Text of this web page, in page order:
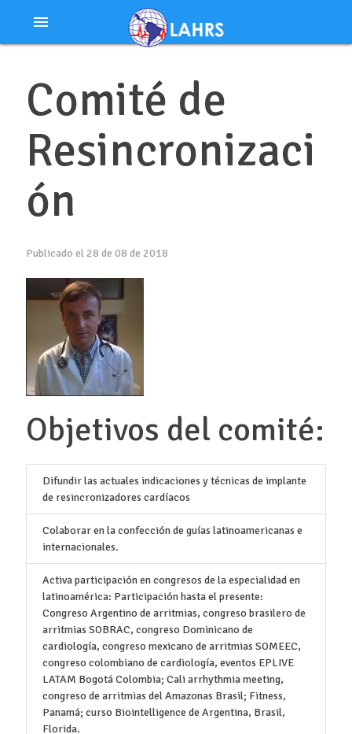
menu
Comité de
Resincronizaci
ón
Publicado el 28 de 08 de 2018
Objetivos del comité:
Difundir las actuales indicaciones y técnicas de implante
de resincronizadores cardíacos
Colaborar en la confección de guías latinoamericanas e
internacionales.
Activa participación en congresos de la especialidad en
latinoamérica: Participación hasta el presente:
Congreso Argentino de arritmias, congreso brasilero de
arritmias SOBRAC, congreso Dominicano de
cardiología, congreso mexicano de arritmias SOMEEC,
congreso colombiano de cardiología, eventos EPLIVE
LATAM Bogotá Colombia; Cali arrhythmia meeting,
congreso de arritmias del Amazonas Brasil; Fitness,
Panamá; curso Biointelligence de Argentina, Brasil,
Florida.